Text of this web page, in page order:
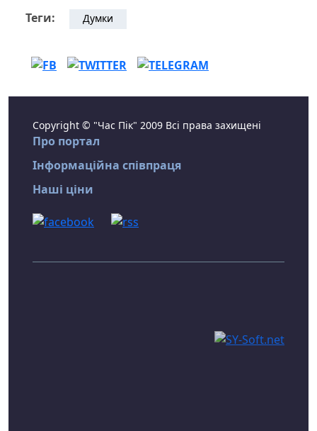
Теги: Думки
Copyright © "Час Пік" 2009 Всі права захищені
Про портал
Інформаційна співпраця
Наші ціни